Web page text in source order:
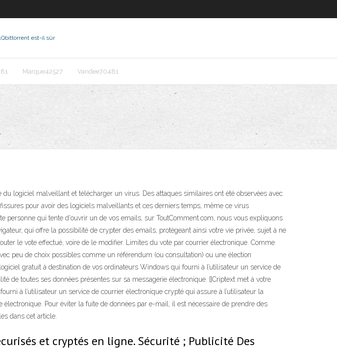
Qbittorrent est-il sûr
Marque42527 Vandee70481
logiciel malveillant et télécharger un virus. Des attaques similaires ont été observées avec
pour avoir des logiciels malveillants et ces derniers temps, même ce virus
personne qui tente d'ouvrir un de vos emails, sur ToutComment.com, nous vous expliquons
qui offre la possibilité de crypter des emails, protégeant ainsi votre vie privée, sujet à ne
le vote effectué, voire de le modifier. Limites du vote par courrier électronique. Comme
peu de choix possibles comme un référendum (ou consultation) ou une élection
gratuit à destination de vos ordinateurs Windows qui fourni à l’utilisateur un service de
de toutes ses données présentes sur sa messagerie électronique. []Criptext met à votre
à l’utilisateur un service de courrier électronique crypté qui assure à l’utilisateur la
Pour éviter la fuite de données par e-mail, il est nécessaire de prendre des
dans cet article.
et cryptés en ligne. Sécurité ; Publicité Des